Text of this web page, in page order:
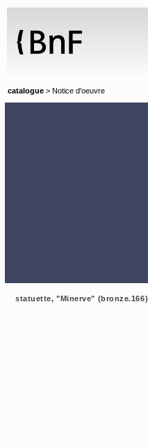
catalogue > Notice d'oeuvre
statuette, "Minerve" (bronze.166)